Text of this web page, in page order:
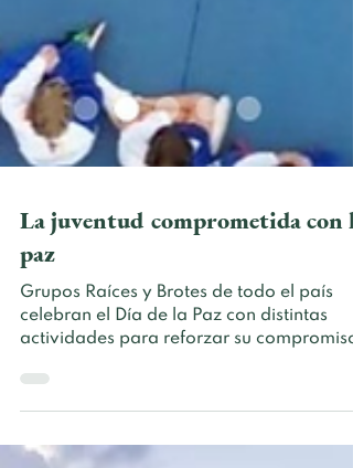
La juventud comprometida con la
paz
celebran el Día de la Paz con distintas